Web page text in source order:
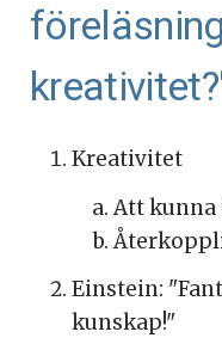
Kreativitet
Att kunna
Einstein:
kunskap!"